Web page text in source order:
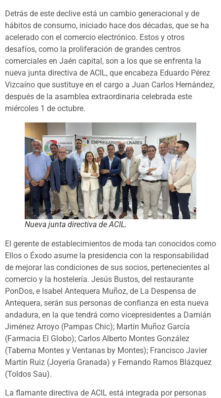
Detrás de este declive está un cambio generacional y de
hábitos de consumo, iniciado hace dos décadas, que se ha
acelerado con el comercio electrónico. Estos y otros
desafíos, como la proliferación de grandes centros
comerciales en Jaén capital, son a los que se enfrenta la
nueva junta directiva de ACIL, que encabeza Eduardo Pérez
Vizcaíno que sustituye en el cargo a Juan Carlos Hernández,
después de la asamblea extraordinaria celebrada este
miércoles 1 de octubre.
Nueva junta directiva de ACIL.
El gerente de establecimientos de moda tan conocidos como
Ellos o Éxodo asume la presidencia con la responsabilidad
de mejorar las condiciones de sus socios, pertenecientes al
comercio y la hostelería. Jesús Bustos, del restaurante
PonDos, e Isabel Antequera Muñoz, de La Despensa de
Antequera, serán sus personas de confianza en esta nueva
andadura, en la que tendrá como vicepresidentes a Damián
Jiménez Arroyo (Pampas Chic); Martín Muñoz García
(Farmacia El Globo); Carlos Alberto Montes González
(Taberna Montes y Ventanas by Montes); Francisco Javier
Martín Ruiz (Joyería Granada) y Fernando Ramos Blázquez
(Toldos Sau).
La flamante directiva de ACIL está integrada por personas